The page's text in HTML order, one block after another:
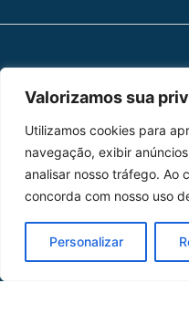
Valorizamos sua
Utilizamos cookies para
navegação, exibir
analisar nosso tráfego. Ao
concorda com nosso uso
Personalizar